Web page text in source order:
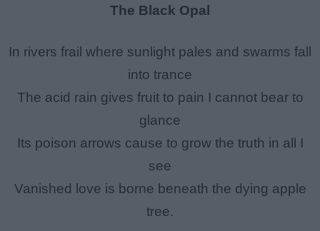
The Black Opal
In rivers frail where sunlight pales and swarms fall
into trance
The acid rain gives fruit to pain I cannot bear to
glance
Its poison arrows cause to grow the truth in all I
see
Vanished love is borne beneath the dying apple
tree.